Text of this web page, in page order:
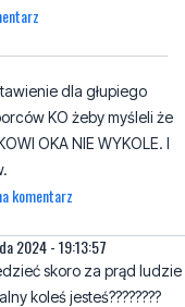
dla głupiego
OKA NIE WYKOLE. I
komentarz
2024 - 19:13:57
skoro za prąd ludzie
komentarz